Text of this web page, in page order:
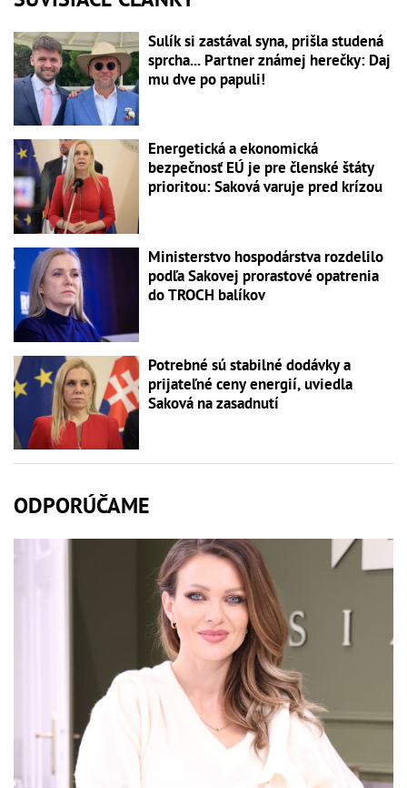
Sulík si zastával syna, prišla studená
sprcha... Partner známej herečky: Daj
mu dve po papuli!
Energetická a ekonomická
bezpečnosť EÚ je pre členské štáty
prioritou: Saková varuje pred krízou
Ministerstvo hospodárstva rozdelilo
podľa Sakovej prorastové opatrenia
do TROCH balíkov
Potrebné sú stabilné dodávky a
prijateľné ceny energií, uviedla
Saková na zasadnutí
ODPORÚČAME